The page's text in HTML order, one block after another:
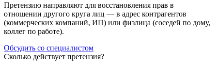
Претензию направляют для восстановления прав в
отношении другого круга лиц — в адрес контрагентов
(коммерческих компаний, ИП) или физлица (соседей по дому,
коллег по работе).
Обсудить со специалистом
Сколько действует претензия?